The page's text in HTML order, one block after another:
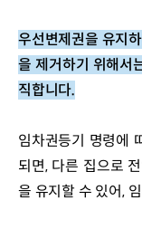
우선변제권을 유지
을 제거하기 위해서
직합니다.
임차권등기 명령에
되면, 다른 집으로
을 유지할 수 있어,